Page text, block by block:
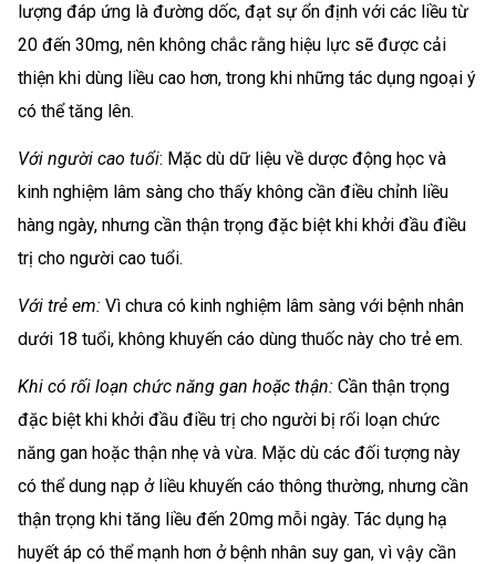
lượng đáp ứng là đường dốc, đạt sự ổn định với các liều từ
20 đến 30mg, nên không chắc rằng hiệu lực sẽ được cải
thiện khi dùng liều cao hơn, trong khi những tác dụng ngoại ý
có thể tăng lên.
Với người cao tuổi: Mặc dù dữ liệu về dược động học và
kinh nghiệm lâm sàng cho thấy không cần điều chỉnh liều
hàng ngày, nhưng cần thận trọng đặc biệt khi khởi đầu điều
trị cho người cao tuổi.
Với trẻ em: Vì chưa có kinh nghiệm lâm sàng với bệnh nhân
dưới 18 tuổi, không khuyến cáo dùng thuốc này cho trẻ em.
Khi có rối loạn chức năng gan hoặc thận: Cần thận trọng
đặc biệt khi khởi đầu điều trị cho người bị rối loạn chức
năng gan hoặc thận nhẹ và vừa. Mặc dù các đối tượng này
có thể dung nạp ở liều khuyến cáo thông thường, nhưng cần
thận trọng khi tăng liều đến 20mg mỗi ngày. Tác dụng hạ
huyết áp có thể mạnh hơn ở bệnh nhân suy gan, vì vậy cần